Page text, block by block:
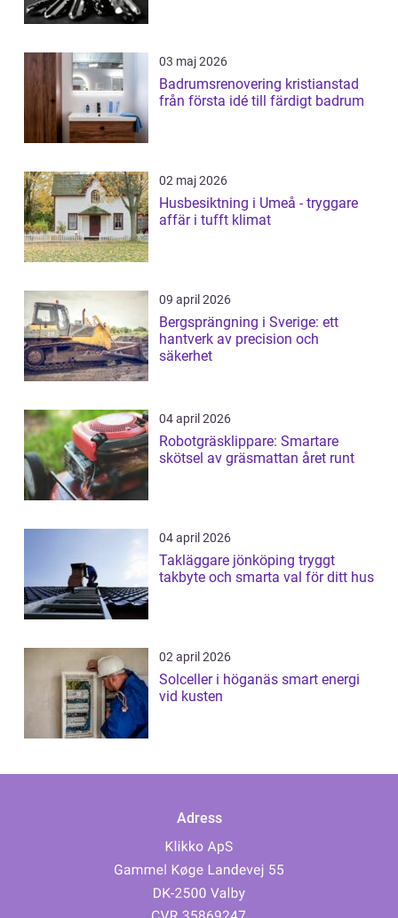
03 maj 2026
Badrumsrenovering kristianstad
från första idé till färdigt badrum
02 maj 2026
Husbesiktning i Umeå - tryggare
affär i tufft klimat
09 april 2026
Bergsprängning i Sverige: ett
hantverk av precision och
säkerhet
04 april 2026
Robotgräsklippare: Smartare
skötsel av gräsmattan året runt
04 april 2026
Takläggare jönköping tryggt
takbyte och smarta val för ditt hus
02 april 2026
Solceller i höganäs smart energi
vid kusten
Adress